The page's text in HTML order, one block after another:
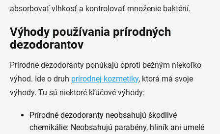
absorbovať vlhkosť a kontrolovať množenie baktérií.
Výhody používania prírodných
dezodorantov
Prírodné dezodoranty ponúkajú oproti bežným niekoľko
výhod. Ide o druh prírodnej kozmetiky, ktorá má svoje
výhody. Tu sú niektoré kľúčové výhody:
Prírodné dezodoranty neobsahujú škodlivé
chemikálie: Neobsahujú parabény, hliník ani umelé